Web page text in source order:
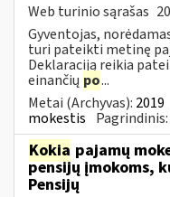
Web turinio sąrašas
Gyventojas,
turi pateikti metinę
Deklaraciją reikia
einančių po...
Metai (Archyvas): 2019
mokestis Pagrindinis:
Kokia pajamų
pensijų įmokoms,
Pensijų